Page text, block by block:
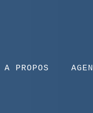
A PROPOS